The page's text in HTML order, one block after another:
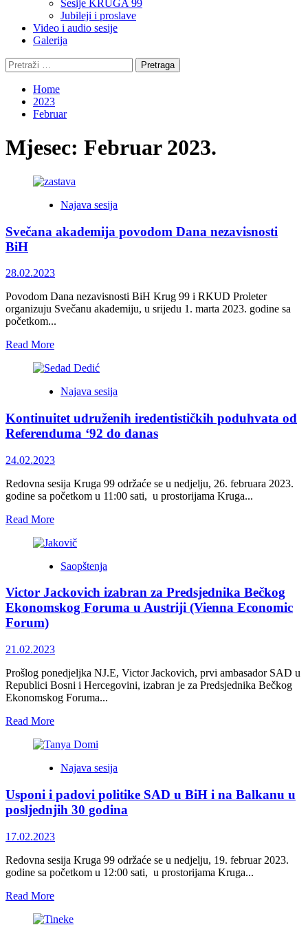
Sesije KRUGA 99
Jubileji i proslave
Video i audio sesije
Galerija
Pretraga:
Home
2023
Februar
Mjesec: Februar 2023.
Najava sesija
Svečana akademija povodom Dana nezavisnosti
BiH
28.02.2023
Povodom Dana nezavisnosti BiH Krug 99 i RKUD Proleter
organizuju Svečanu akademiju, u srijedu 1. marta 2023. godine sa
početkom...
Read MoreRead
about
akademija
Dana
nezavisnosti
BiH
Najava sesija
Kontinuitet udruženih iredentističkih poduhvata od
Referenduma ‘92 do danas
24.02.2023
Redovna sesija Kruga 99 održaće se u nedjelju, 26. februara 2023.
godine sa početkom u 11:00 sati, u prostorijama Kruga...
Read MoreRead
about
udruženih
poduhvata
od
Referenduma
danas</strong>
Saopštenja
Victor Jackovich izabran za Predsjednika Bečkog
Ekonomskog Foruma u Austriji (Vienna Economic
Forum)
21.02.2023
Prošlog ponedjeljka NJ.E, Victor Jackovich, prvi ambasador SAD u
Republici Bosni i Hercegovini, izabran je za Predsjednika Bečkog
Ekonomskog Foruma...
Read MoreRead
about
Jackovich
za
Predsjednika
Bečkog
Ekonomskog
Foruma
u
Austriji
Economic
Najava sesija
Usponi i padovi politike SAD u BiH i na Balkanu u
posljednjih 30 godina
17.02.2023
Redovna sesija Kruga 99 održaće se u nedjelju, 19. februar 2023.
godine sa početkom u 12:00 sati, u prostorijama Kruga...
Read MoreRead
about